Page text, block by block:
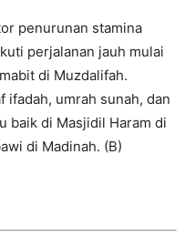
penurunan stamina
perjalanan jauh mulai
di Muzdalifah.
ifadah, umrah sunah, dan
baik di Masjidil Haram di
di Madinah. (B)